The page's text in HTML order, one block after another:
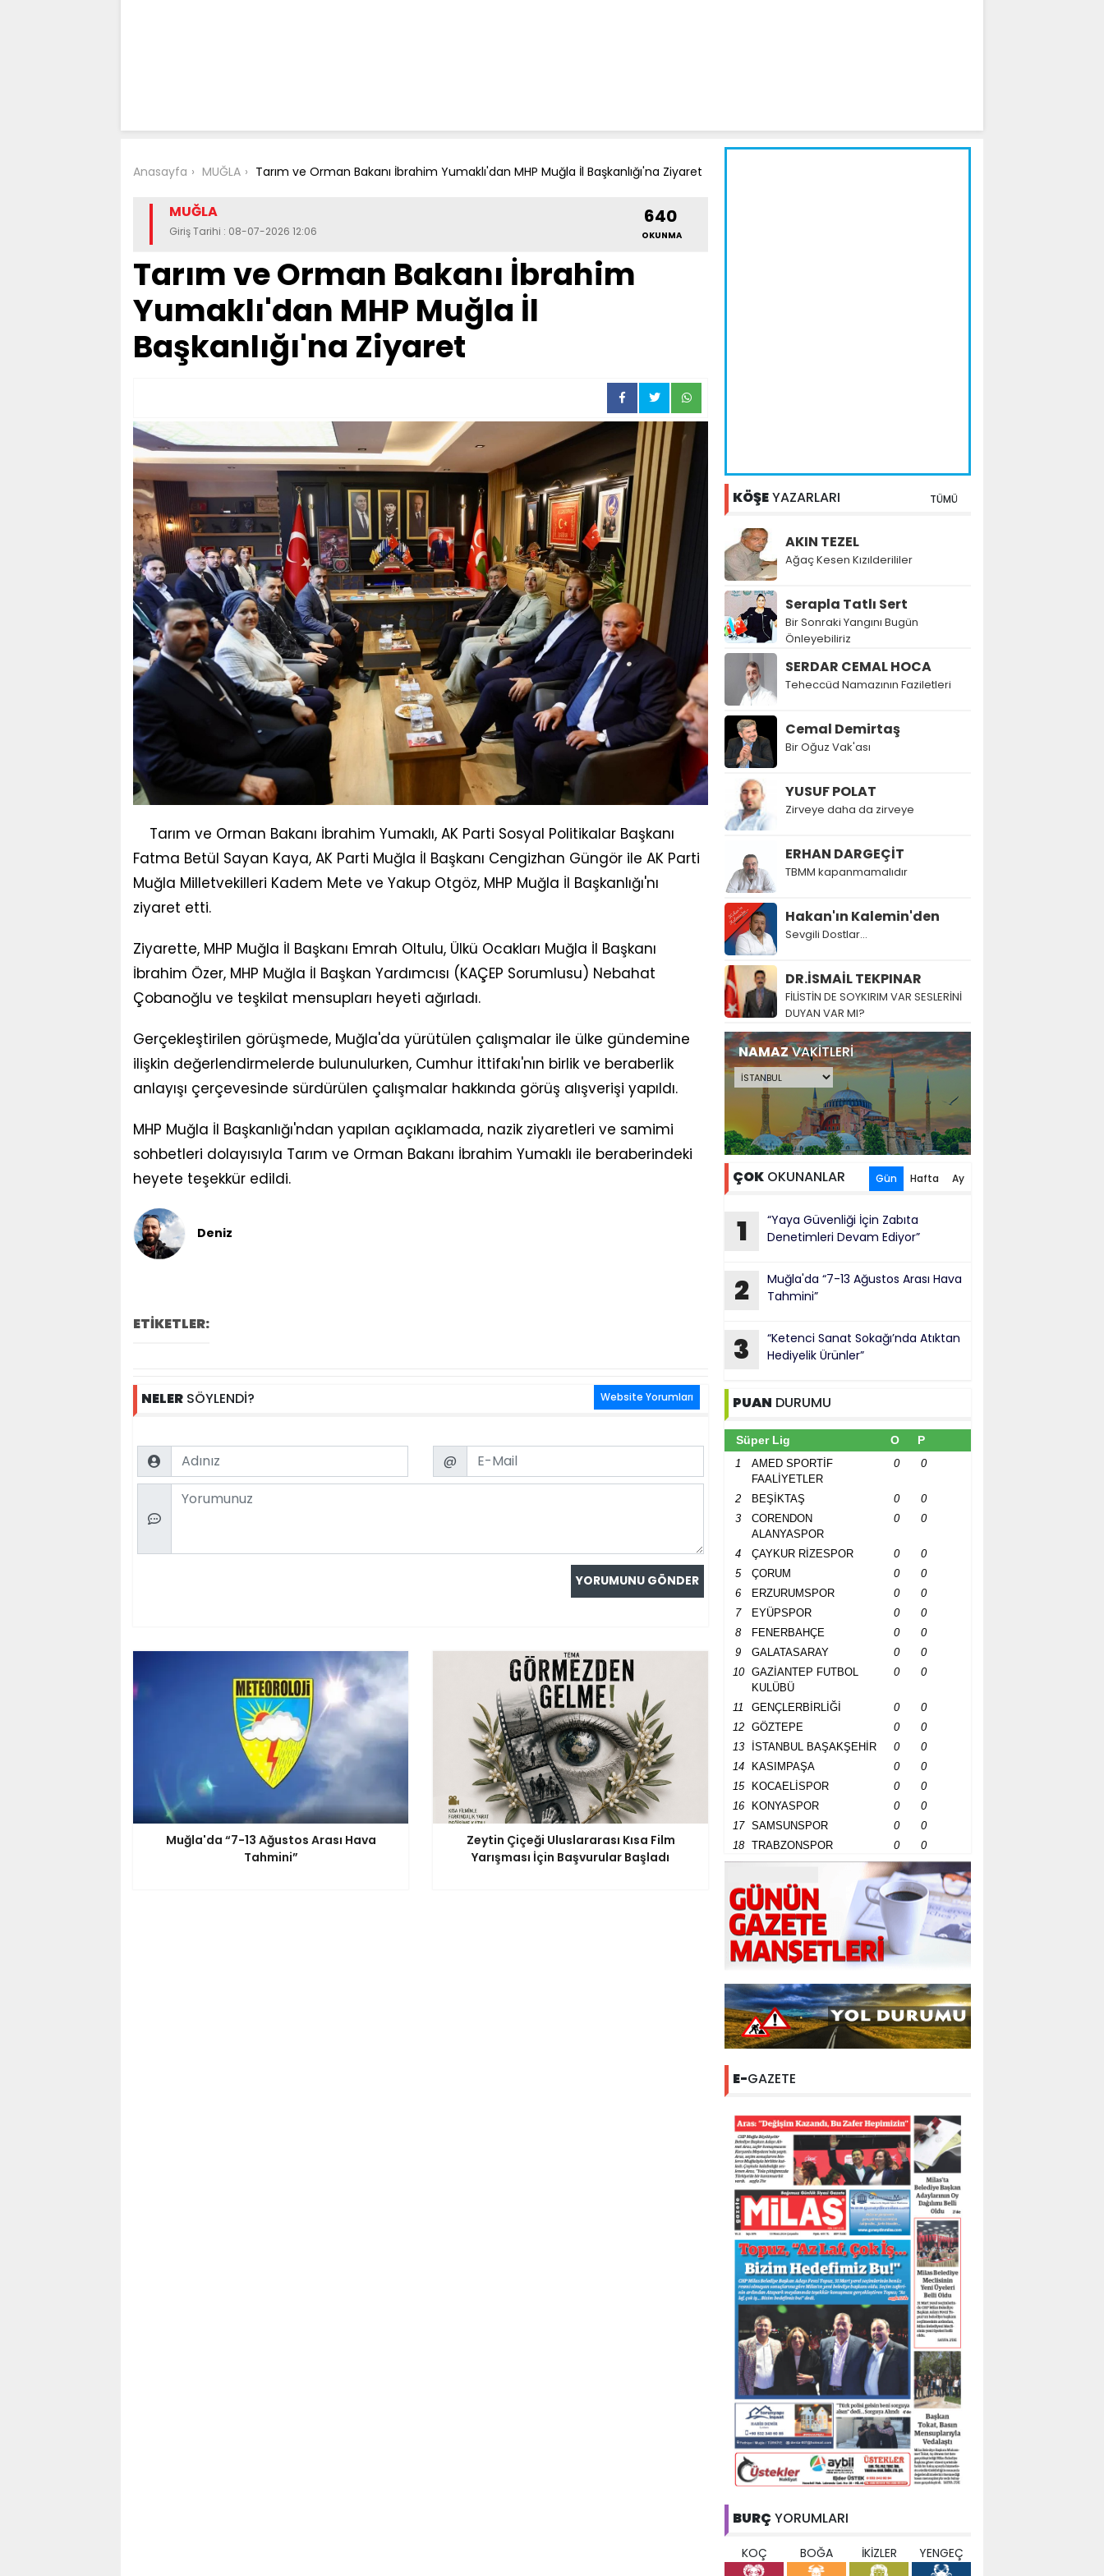
Anasayfa MUĞLA Tarım ve Orman Bakanı İbrahim Yumaklı'dan MHP Muğla İl Başkanlığı'na Ziyaret
MUĞLA
Giriş Tarihi : 08-07-2026 12:06
640
OKUNMA
Tarım ve Orman Bakanı İbrahim
Yumaklı'dan MHP Muğla İl
Başkanlığı'na Ziyaret
Tarım ve Orman Bakanı İbrahim Yumaklı, AK Parti Sosyal Politikalar Başkanı
Fatma Betül Sayan Kaya, AK Parti Muğla İl Başkanı Cengizhan Güngör ile AK Parti
Muğla Milletvekilleri Kadem Mete ve Yakup Otgöz, MHP Muğla İl Başkanlığı'nı
ziyaret etti.
Ziyarette, MHP Muğla İl Başkanı Emrah Oltulu, Ülkü Ocakları Muğla İl Başkanı
İbrahim Özer, MHP Muğla İl Başkan Yardımcısı (KAÇEP Sorumlusu) Nebahat
Çobanoğlu ve teşkilat mensupları heyeti ağırladı.
Gerçekleştirilen görüşmede, Muğla'da yürütülen çalışmalar ile ülke gündemine
ilişkin değerlendirmelerde bulunulurken, Cumhur İttifakı'nın birlik ve beraberlik
anlayışı çerçevesinde sürdürülen çalışmalar hakkında görüş alışverişi yapıldı.
MHP Muğla İl Başkanlığı'ndan yapılan açıklamada, nazik ziyaretleri ve samimi
sohbetleri dolayısıyla Tarım ve Orman Bakanı İbrahim Yumaklı ile beraberindeki
heyete teşekkür edildi.
Deniz
ETİKETLER:
NELER SÖYLENDİ? Website Yorumları
Name Email
@
Comment
Muğla'da “7-13 Ağustos Arası Hava
Tahmini”
Zeytin Çiçeği Uluslararası Kısa Film
Yarışması İçin Başvurular Başladı
KÖŞEYAZARLARI TÜMÜ
AKIN TEZEL
Ağaç Kesen Kızılderililer
Serapla Tatlı Sert
Bir Sonraki Yangını Bugün
Önleyebiliriz
SERDAR CEMAL HOCA
Teheccüd Namazının Faziletleri
Cemal Demirtaş
Bir Oğuz Vak'ası
YUSUF POLAT
Zirveye daha da zirveye
ERHAN DARGEÇİT
TBMM kapanmamalıdır
Hakan'ın Kalemin'den
Sevgili Dostlar...
DR.İSMAİL TEKPINAR
FİLİSTİN DE SOYKIRIM VAR SESLERİNİ
DUYAN VAR MI?
NAMAZVAKİTLERİ
ÇOK OKUNANLAR Gün Hafta Ay
1
“Yaya Güvenliği İçin Zabıta
Denetimleri Devam Ediyor”
2
Muğla'da “7-13 Ağustos Arası Hava
Tahmini”
3
“Ketenci Sanat Sokağı’nda Atıktan
Hediyelik Ürünler”
PUAN DURUMU
Süper Lig O P
1
AMED SPORTİF
FAALİYETLER
0 0
2 BEŞİKTAŞ 0
0
3
CORENDON
ALANYASPOR
0 0
4 ÇAYKUR RİZESPOR 0
0
5
ÇORUM 0
0
6
ERZURUMSPOR 0
0
7
EYÜPSPOR 0
0
8
FENERBAHÇE 0
0
9
GALATASARAY 0
0
10
GAZİANTEP FUTBOL
KULÜBÜ
0 0
11 GENÇLERBİRLİĞİ 0
0
12
GÖZTEPE 0
0
13
İSTANBUL BAŞAKŞEHİR 0
0
14
KASIMPAŞA 0
0
15
KOCAELİSPOR 0
0
16
KONYASPOR 0
0
17
SAMSUNSPOR 0
0
18
TRABZONSPOR 0 0
E-GAZETE
BURÇ YORUMLARI
KOÇ BOĞA İKİZLER YENGEÇ